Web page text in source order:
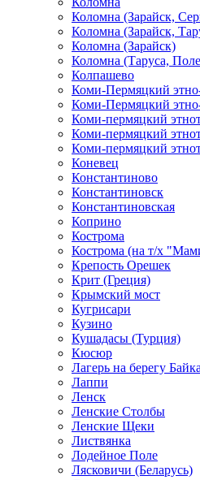
Коломна (Зарайск,
Коломна (Зарайск,
Коломна (Зарайск)
Коломна (Таруса,
Колпашево
Коми-Пермяцкий
Коми-Пермяцкий
Коми-пермяцкий
Коми-пермяцкий
Коми-пермяцкий
Коневец
Константиново
Константиновск
Константиновская
Коприно
Кострома
Кострома (на т/х
Крепость Орешек
Крит (Греция)
Крымский мост
Кугрисари
Кузино
Кушадасы (Турция)
Кюсюр
Лагерь на берегу
Лаппи
Ленск
Ленские Столбы
Ленские Щеки
Листвянка
Лодейное Поле
Лясковичи (Беларусь)